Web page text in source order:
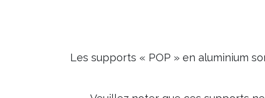
Les supports « POP » en aluminium